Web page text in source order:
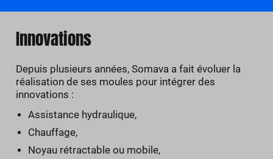
Innovations
Depuis plusieurs années, Somava a fait évoluer la
réalisation de ses moules pour intégrer des
innovations :
Assistance hydraulique,
Chauffage,
Noyau rétractable ou mobile,